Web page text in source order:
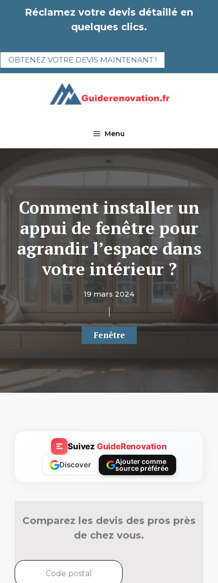
Réclamez votre devis détaillé en
quelques clics.
OBTENEZ VOTRE DEVIS MAINTENANT !
Menu
Comment installer un
appui de fenêtre pour
agrandir l’espace dans
votre intérieur ?
19 mars 2024
Fenêtre
Suivez GuideRenovation
Discover
Ajouter comme
source préférée
Comparez les devis des pros près
de chez vous.